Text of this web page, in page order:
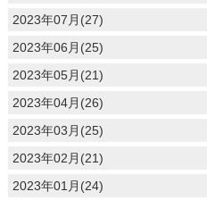
2023年07月(27)
2023年06月(25)
2023年05月(21)
2023年04月(26)
2023年03月(25)
2023年02月(21)
2023年01月(24)